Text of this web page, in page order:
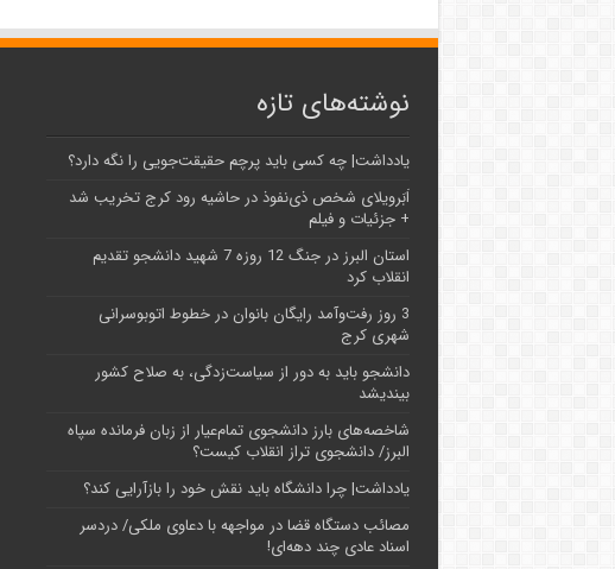
نوشته‌های تازه
یادداشت| ‌چه کسی باید پرچم حقیقت‌جویی را نگه دارد؟
اَبَر‌ویلای شخص ذی‌نفوذ در حاشیه‌ رود کرج تخریب شد
+ جزئیات و فیلم
استان البرز در جنگ 12 روزه 7 شهید دانشجو تقدیم
انقلاب کرد
3 روز رفت‌وآمد رایگان بانوان در خطوط اتوبوسرانی
شهری کرج
دانشجو باید به دور از سیاست‌زدگی، به صلاح کشور
بیندیشد
شاخصه‌های بارز دانشجوی تمام‌عیار از زبان فرمانده سپاه
البرز/ دانشجوی تراز انقلاب کیست؟
یادداشت| چرا دانشگاه باید نقش خود را بازآرایی کند؟
مصائب دستگاه قضا در مواجهه با دعاوی ملکی/ دردسر
اسناد عادی چند‌ دهه‌ای!